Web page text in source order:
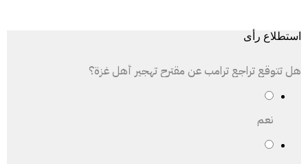
استطلاع رأى
هل تتوقع تراجع ترامب عن مقترح تهجير أهل غزة؟
نعم